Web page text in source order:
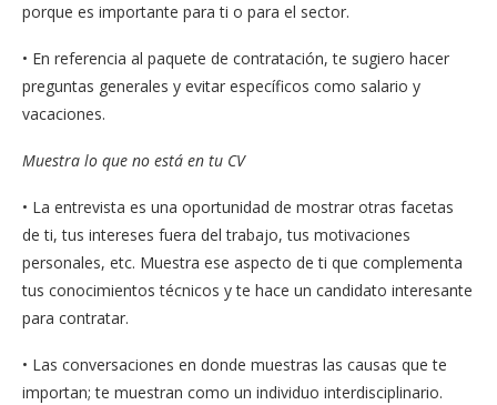
porque es importante para ti o para el sector.
• En referencia al paquete de contratación, te sugiero hacer
preguntas generales y evitar específicos como salario y
vacaciones.
Muestra lo que no está en tu CV
• La entrevista es una oportunidad de mostrar otras facetas
de ti, tus intereses fuera del trabajo, tus motivaciones
personales, etc. Muestra ese aspecto de ti que complementa
tus conocimientos técnicos y te hace un candidato interesante
para contratar.
• Las conversaciones en donde muestras las causas que te
importan; te muestran como un individuo interdisciplinario.